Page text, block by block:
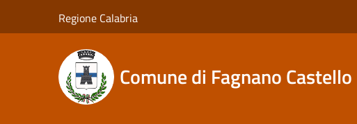
Regione Calabria
Comune di Fagnano Castello